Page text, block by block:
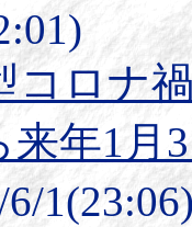
コロナ
来年1月